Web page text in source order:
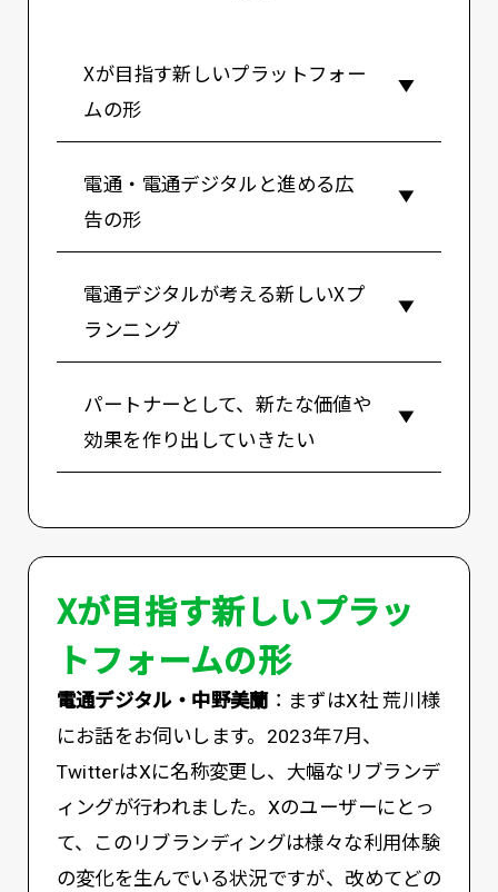
Xが目指す新しいプラットフォー
ムの形
電通・電通デジタルと進める広
告の形
電通デジタルが考える新しいXプ
ランニング
パートナーとして、新たな価値や
効果を作り出していきたい
Xが目指す新しいプラッ
トフォームの形
電通デジタル・中野美蘭：まずはX社 荒川様
にお話をお伺いします。2023年7月、
TwitterはXに名称変更し、大幅なリブランデ
ィングが行われました。Xのユーザーにとっ
て、このリブランディングは様々な利用体験
の変化を生んでいる状況ですが、改めてどの